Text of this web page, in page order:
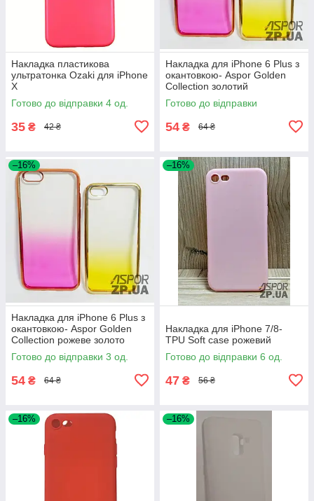
Накладка пластикова
ультратонка Ozaki для iPhone
X
Готово до відправки 4 од.
35 ₴ 42 ₴
Накладка для iPhone 6 Plus з
окантовкою- Aspor Golden
Collection золотий
Готово до відправки
54 ₴ 64 ₴
–16%
Накладка для iPhone 6 Plus з
окантовкою- Aspor Golden
Collection рожеве золото
Готово до відправки 3 од.
54 ₴ 64 ₴
–16%
Накладка для iPhone 7/8-
TPU Soft case рожевий
Готово до відправки 6 од.
47 ₴ 56 ₴
–16% –16%